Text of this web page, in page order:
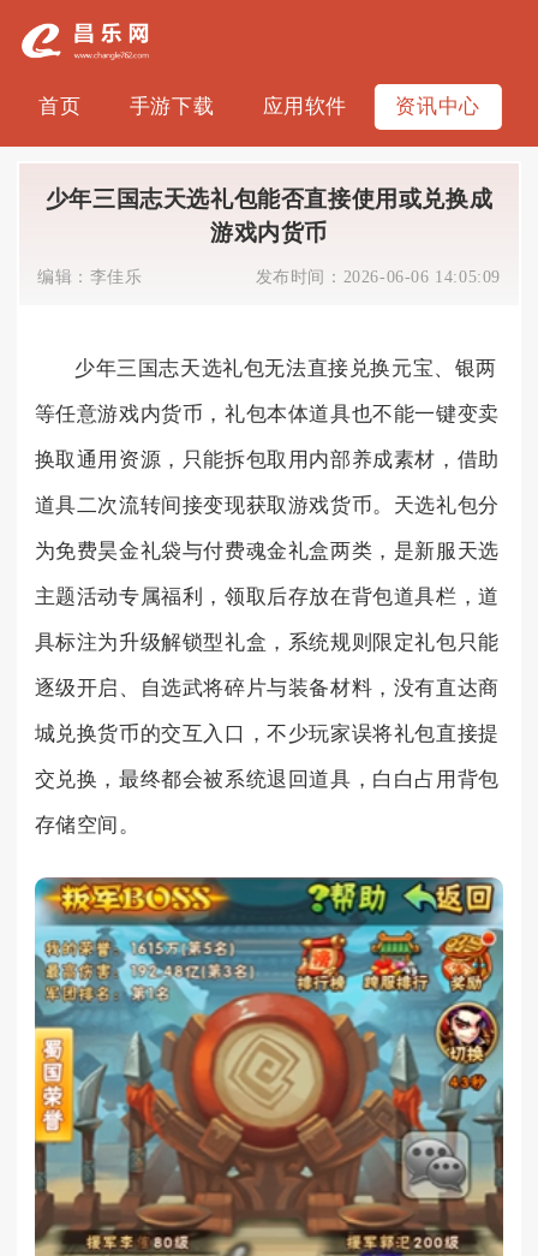
首页 手游下载 应用软件 资讯中心
少年三国志天选礼包能否直接使用或兑换成
游戏内货币
编辑： 李佳乐 发布时间： 2026-06-06 14:05:09
少年三国志天选礼包无法直接兑换元宝、银两
等任意游戏内货币，礼包本体道具也不能一键变卖
换取通用资源，只能拆包取用内部养成素材，借助
道具二次流转间接变现获取游戏货币。天选礼包分
为免费昊金礼袋与付费魂金礼盒两类，是新服天选
主题活动专属福利，领取后存放在背包道具栏，道
具标注为升级解锁型礼盒，系统规则限定礼包只能
逐级开启、自选武将碎片与装备材料，没有直达商
城兑换货币的交互入口，不少玩家误将礼包直接提
交兑换，最终都会被系统退回道具，白白占用背包
存储空间。